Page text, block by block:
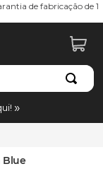
de fabricação de 1
Blue